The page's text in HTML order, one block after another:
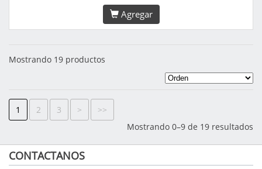
Agregar
Mostrando 19 productos
1 2 3 >
>>
Mostrando 0–9 de 19 resultados
CONTACTANOS